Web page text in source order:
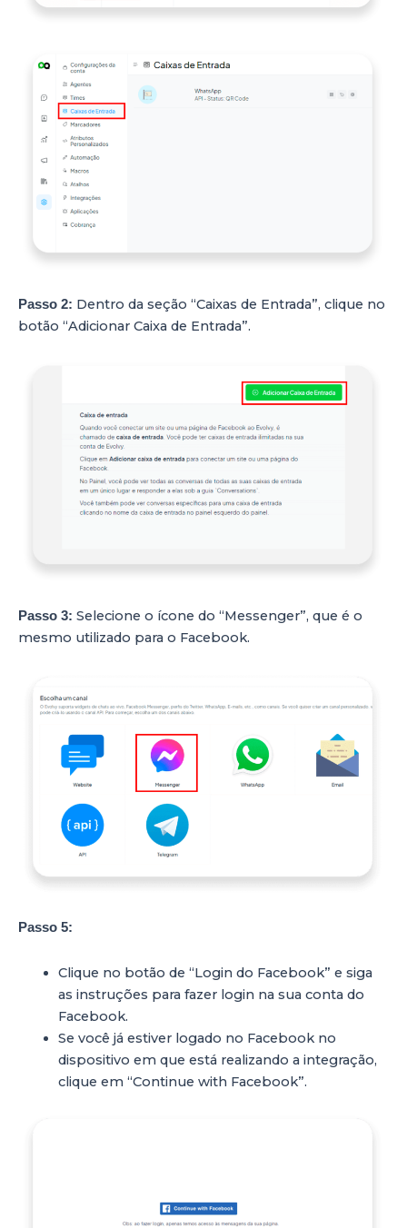
Passo 2: Dentro da seção “Caixas de Entrada”, clique no
botão “Adicionar Caixa de Entrada”.
Passo 3: Selecione o ícone do “Messenger”, que é o
mesmo utilizado para o Facebook.
Passo 5:
Clique no botão de “Login do Facebook” e siga
as instruções para fazer login na sua conta do
Facebook.
Se você já estiver logado no Facebook no
dispositivo em que está realizando a integração,
clique em “Continue with Facebook”.